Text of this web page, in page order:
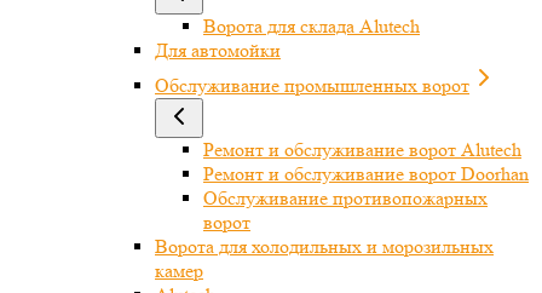
Ворота для склада Alutech
Для автомойки
Обслуживание промышленных ворот
Ремонт и обслуживание ворот Alutech
Ремонт и обслуживание ворот Doorhan
Обслуживание противопожарных
ворот
Ворота для холодильных и морозильных
камер